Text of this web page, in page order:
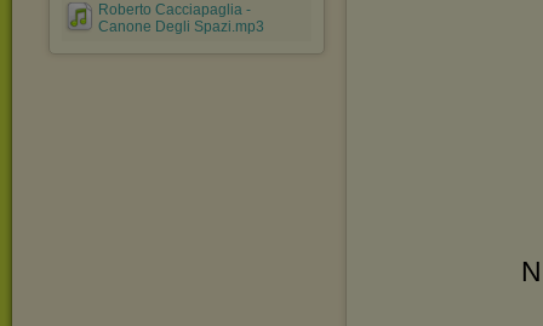
Roberto Cacciapaglia -
Canone Degli Spazi.mp3